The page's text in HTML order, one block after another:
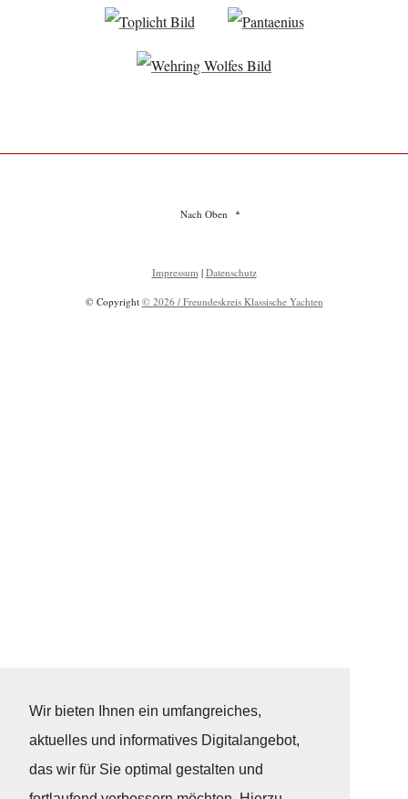
Wir bieten Ihnen ein umfangreiches,
aktuelles und informatives Digitalangebot,
das wir für Sie optimal gestalten und
Nach Oben
Impressum | Datenschutz
© Copyright © 2026 / Freundeskreis Klassische Yachten